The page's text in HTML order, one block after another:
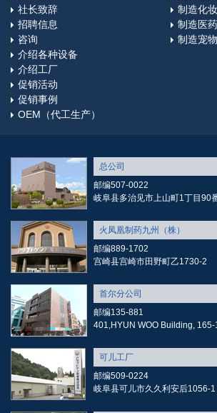
社长致辞
招聘信息
咨询
制造化
制造医
制造宠
介绍各种设备
介绍工厂
促销活动
促销事例
OEM（代工生产）
总公司
邮编507-0022
岐阜县多治见市上山町1丁目90
火凤凰制药九州（株）
邮编889-1702
宫崎县宫崎市田野町乙1730-2
首尔分公司
邮编135-881
401,HYUN WOO Building,
可儿工厂
邮编509-0224
岐阜县可儿市久久利安后1056-1